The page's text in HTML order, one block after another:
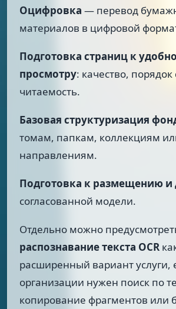
Оцифровка — перевод
материалов в цифровой
Подготовка страниц к
просмотру: качество,
читаемость.
Базовая структуризация
томам, папкам, коллекциям
направлениям.
Подготовка к размещению и
согласованной модели.
Отдельно можно
распознавание текста OCR
расширенный вариант услуги,
организации нужен поиск по
копирование фрагментов или